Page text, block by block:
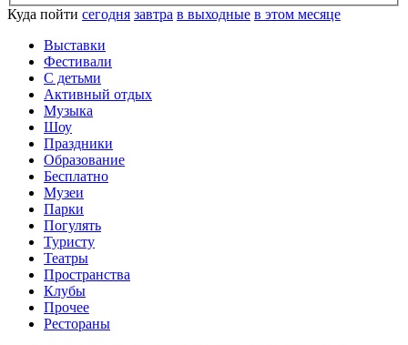
Куда пойти сегодня завтра в выходные в этом месяце
Выставки
Фестивали
С детьми
Активный отдых
Музыка
Шоу
Праздники
Образование
Бесплатно
Музеи
Парки
Погулять
Туристу
Театры
Пространства
Клубы
Прочее
Рестораны